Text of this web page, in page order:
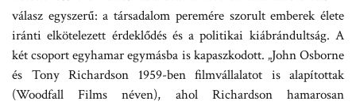
válasz egyszerű: a társadalom peremére szorult emberek élete
iránti elkötelezett érdeklődés és a politikai kiábrándultság. A
két csoport egyhamar egymásba is kapaszkodott. „John Osborne
és Tony Richardson 1959-ben filmvállalatot is alapítottak
(Woodfall Films néven), ahol Richardson hamarosan